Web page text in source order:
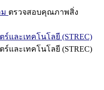
ตรวจสอบคุณภาพสิ่ง
และเทคโนโลยี (STREC)
และเทคโนโลยี (STREC)